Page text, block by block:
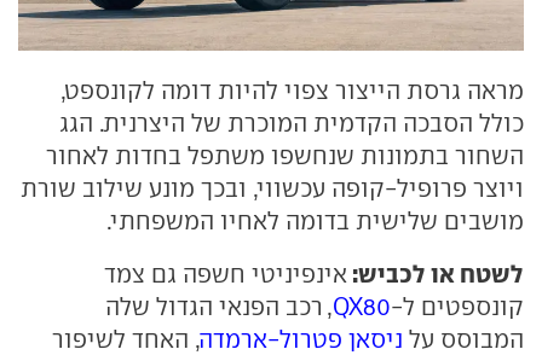
מראה גרסת הייצור צפוי להיות דומה לקונספט,
כולל הסבכה הקדמית המוכרת של היצרנית. הגג
השחור בתמונות שנחשפו משתפל בחדות לאחור
ויוצר פרופיל-קופה עכשווי, ובכך מונע שילוב שורת
מושבים שלישית בדומה לאחיו המשפחתי.
לשטח או לכביש: אינפיניטי חשפה גם צמד
קונספטים ל-QX80, רכב הפנאי הגדול שלה
המבוסס על ניסאן פטרול-ארמדה, האחד לשיפור